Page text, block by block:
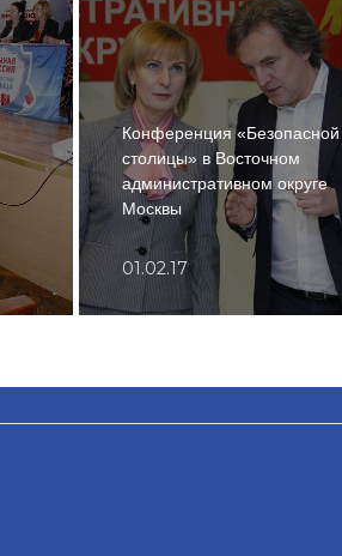
Конференция «Безопасной
столицы» в Восточном
административном округе
Москвы
01.02.17